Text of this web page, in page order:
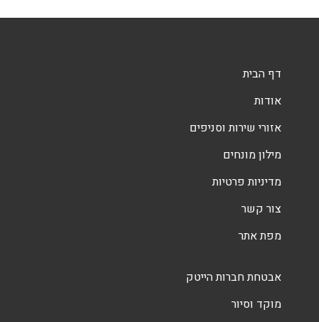
דף הבית
אודות
אזורי שירות וסניפים
מילון מונחים
מדיניות פרטיות
צור קשר
מפת אתר
אבטחת חברות הייטק
מוקד וסיור